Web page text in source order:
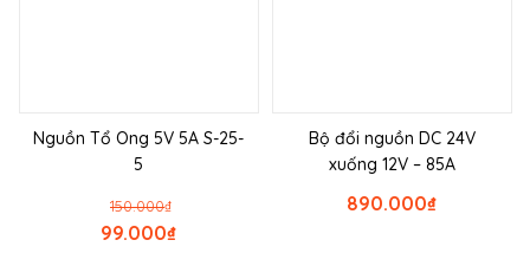
Nguồn Tổ Ong 5V 5A S-25-
5
₫
150.000
₫
99.000
Bộ đổi nguồn DC 24V
xuống 12V – 85A
₫
890.000